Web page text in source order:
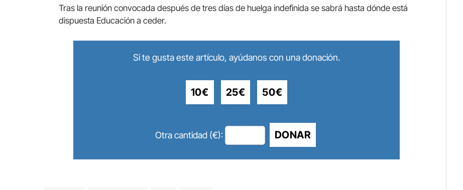
Tras la reunión convocada después de tres días de huelga indefinida se sabrá hasta dónde está
dispuesta Educación a ceder.
Si te gusta este artículo, ayúdanos con una donación.
10€ 25€ 50€
Otra cantidad (€): DONAR